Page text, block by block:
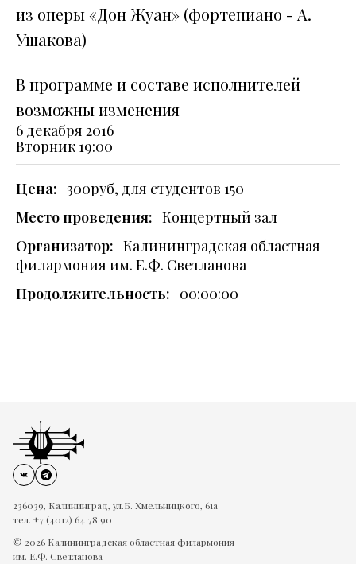
из оперы «Дон Жуан» (фортепиано - А.
Ушакова)
В программе и составе исполнителей
возможны изменения
6 декабря 2016
Вторник 19:00
Цена: 300руб, для студентов 150
Место проведения: Концертный зал
Организатор: Калининградская областная
филармония им. Е.Ф. Светланова
Продолжительность: 00:00:00
236039, Калининград, ул.Б. Хмельницкого, 61а
тел. +7 (4012) 64 78 90
© 2026 Калининградская областная филармония
им. Е.Ф. Светланова